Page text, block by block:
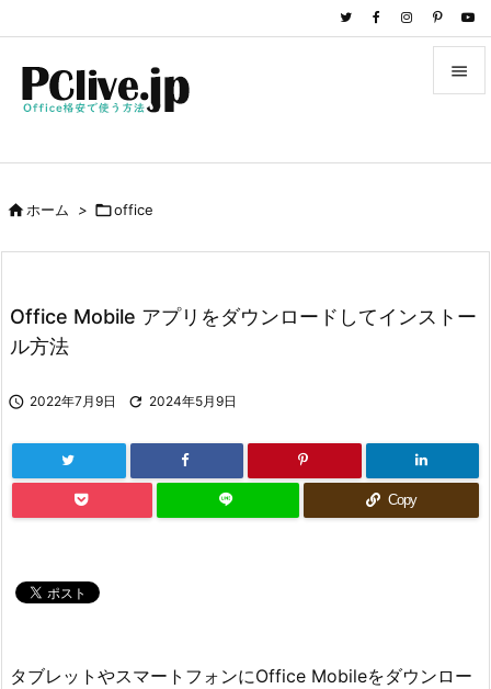

前へ
ホーム > office
Office Mobile アプリをダウンロードしてインストー
ル方法
 2022年7月9日  2024年5月9日
Copy
タブレットやスマートフォンにOffice Mobileをダウンロー